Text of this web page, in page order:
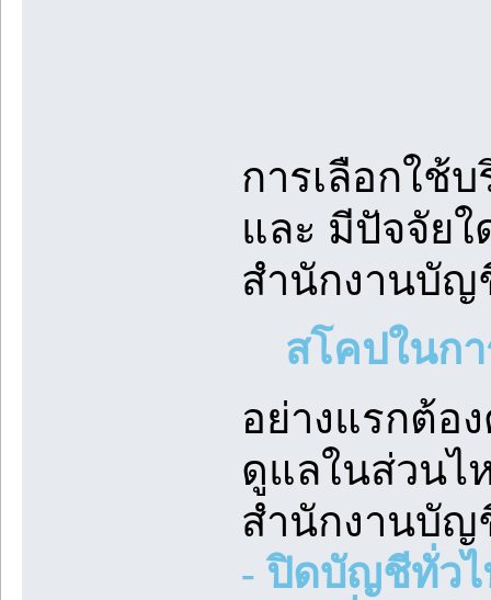
การเลือกใช้
และ มีปัจจัย
สำนักงานบัญ
สโคปในก
อย่างแรกต้อ
ดูแลในส่วนไ
สำนักงานบัญ
- ปิดบัญชีทั่วไ